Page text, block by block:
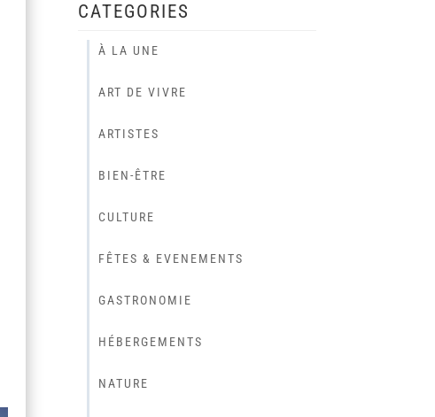
CATEGORIES
À LA UNE
ART DE VIVRE
ARTISTES
BIEN-ÊTRE
CULTURE
FÊTES & EVENEMENTS
GASTRONOMIE
HÉBERGEMENTS
NATURE